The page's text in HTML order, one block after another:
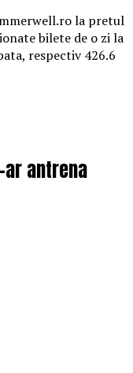
la pretul
bilete de o zi la
respectiv 426.6
ar antrena